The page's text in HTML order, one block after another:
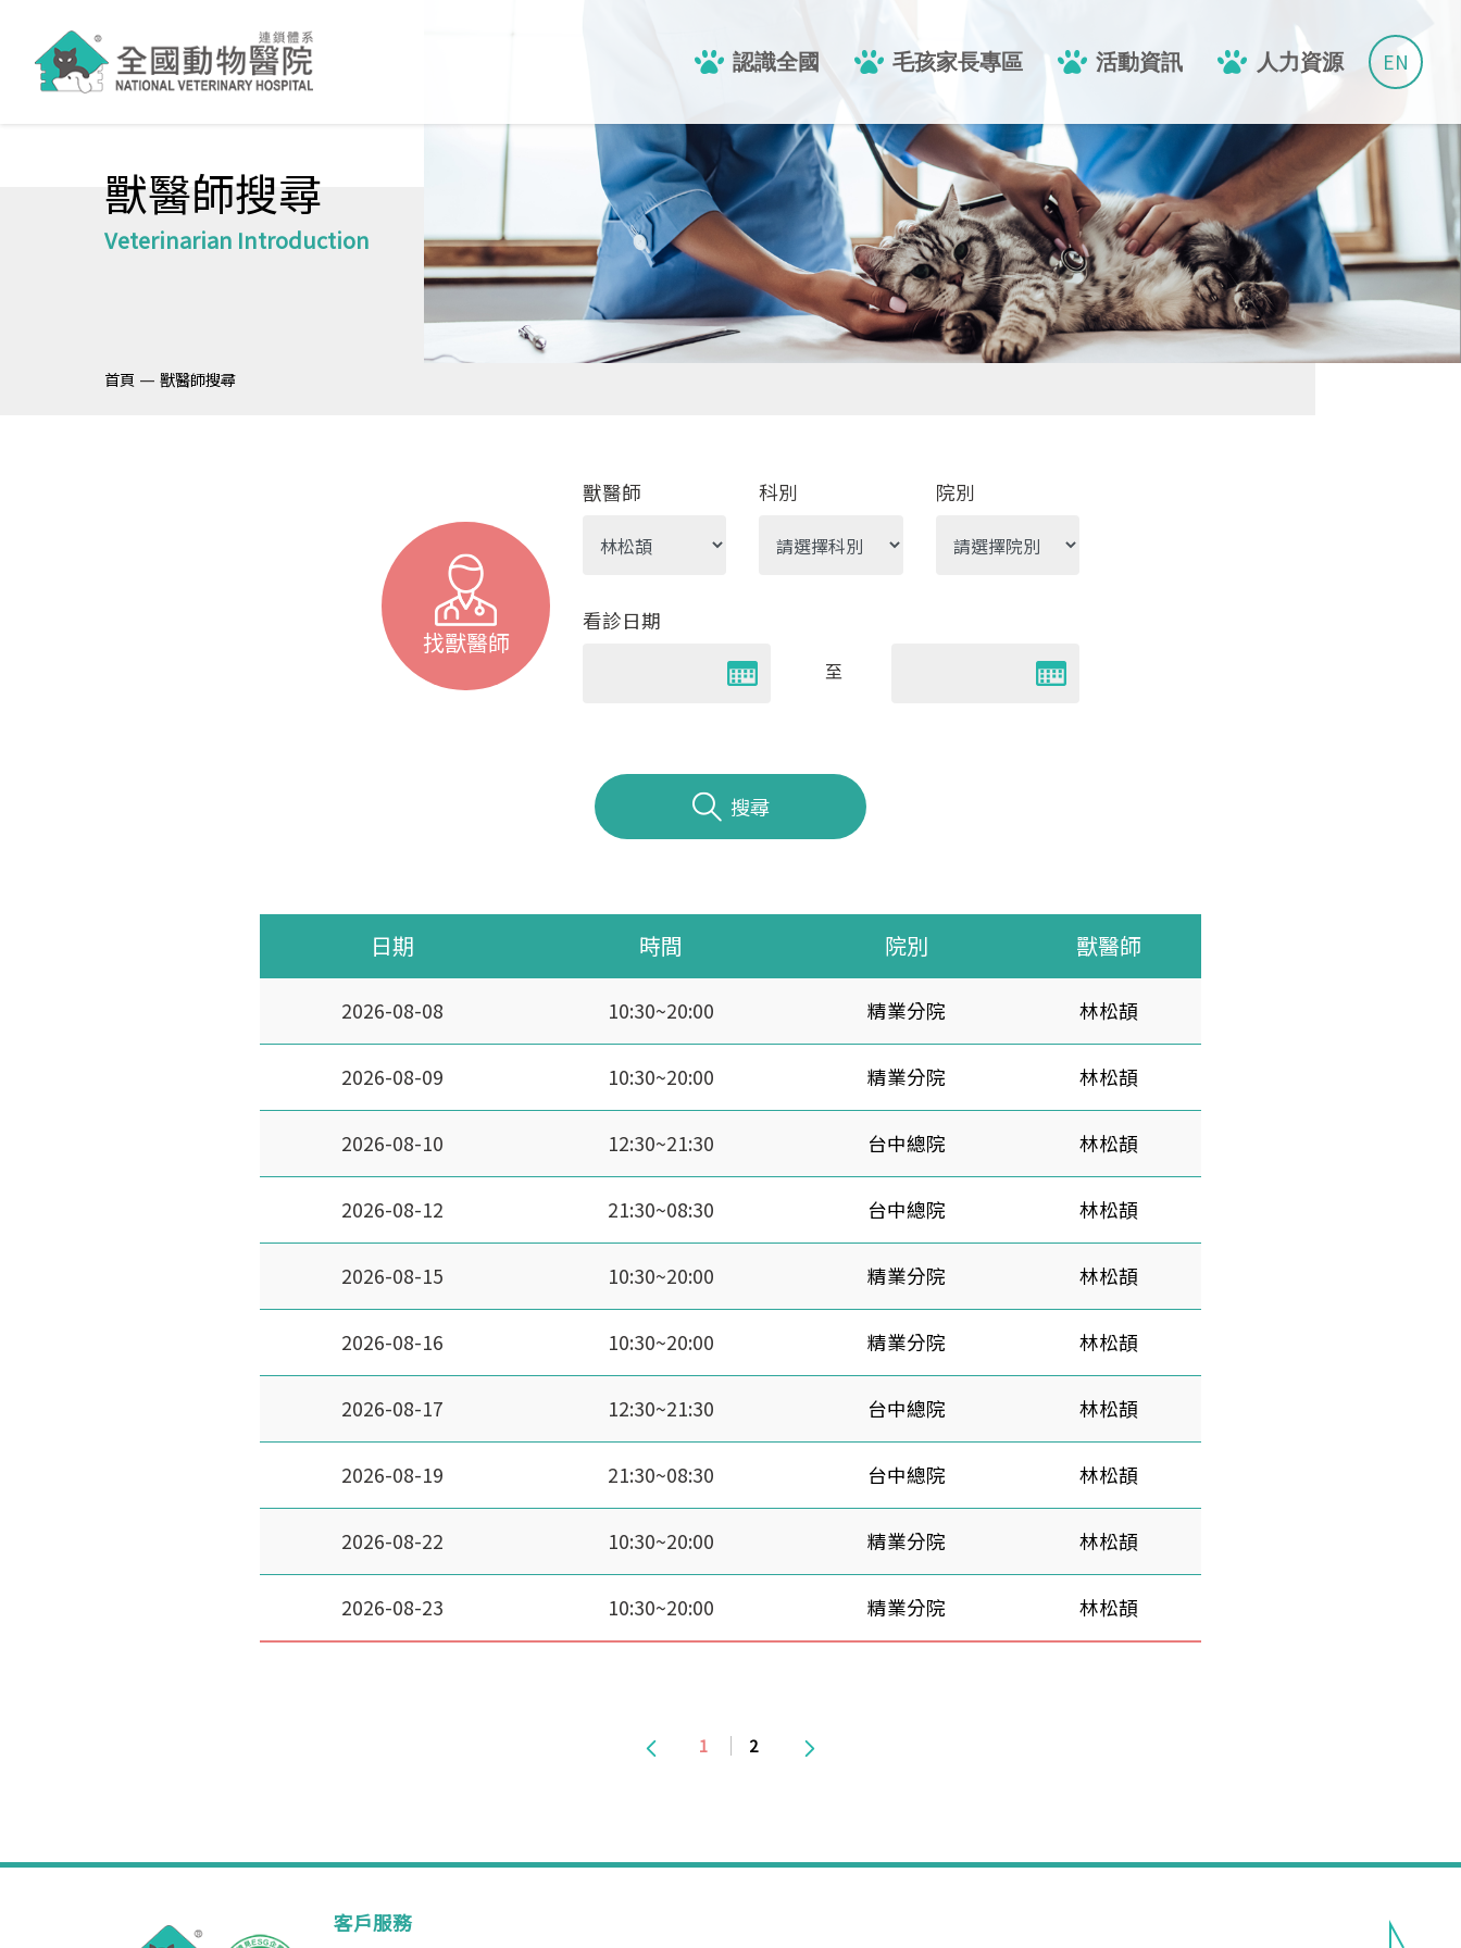
認識全國 毛孩家長專區 活動資訊 人力資源 EN
獸醫師搜尋
Veterinarian Introduction
首頁 — 獸醫師搜尋
找獸醫師
獸醫師 科別 院別
看診日期
至
搜尋
日期 時間 院別 獸醫師
2026-08-08 10:30~20:00 精業分院 林松頡
2026-08-09 10:30~20:00 精業分院 林松頡
2026-08-10 12:30~21:30 台中總院 林松頡
2026-08-12 21:30~08:30 台中總院 林松頡
2026-08-15 10:30~20:00 精業分院 林松頡
2026-08-16 10:30~20:00 精業分院 林松頡
2026-08-17 12:30~21:30 台中總院 林松頡
2026-08-19 21:30~08:30 台中總院 林松頡
2026-08-22 10:30~20:00 精業分院 林松頡
2026-08-23 10:30~20:00 精業分院 林松頡
1 2
客戶服務